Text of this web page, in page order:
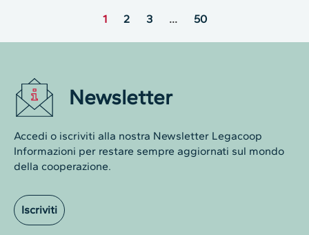
1 2 3 … 50
Newsletter
Accedi o iscriviti alla nostra Newsletter Legacoop
Informazioni per restare sempre aggiornati sul mondo
della cooperazione.
Iscriviti